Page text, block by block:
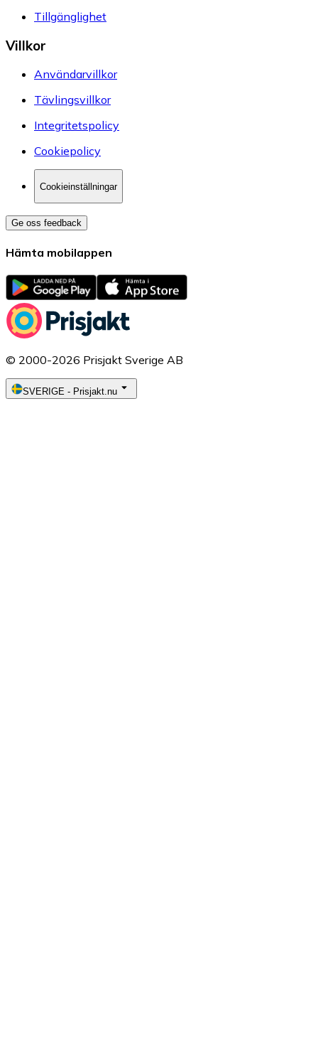
Tillgänglighet
Villkor
Användarvillkor
Tävlingsvillkor
Integritetspolicy
Cookiepolicy
Cookieinställningar
Ge oss feedback
Hämta mobilappen
© 2000-2026 Prisjakt Sverige AB
SVERIGE - Prisjakt.nu